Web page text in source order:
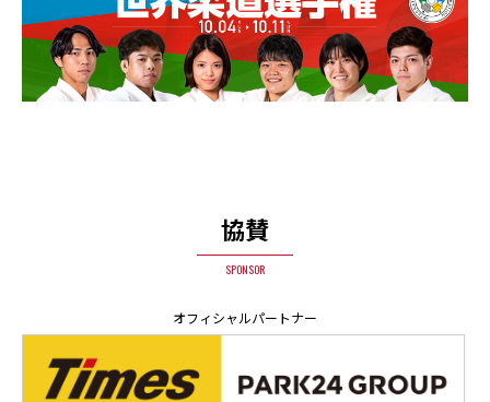
協賛
SPONSOR
オフィシャルパートナー